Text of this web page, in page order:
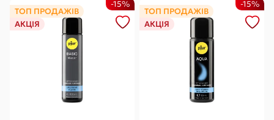
ТОП ПРОДАЖІВ
АКЦІЯ
-15%
ТОП ПРОДАЖІВ
АКЦІЯ
-15%